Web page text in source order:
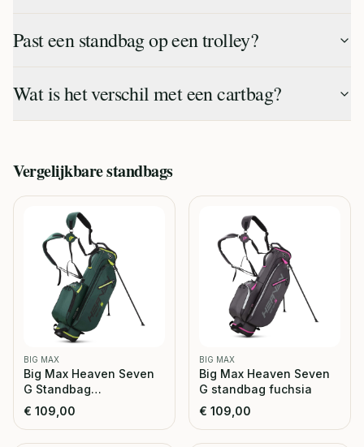
Past een standbag op een trolley?
Wat is het verschil met een cartbag?
Vergelijkbarestandbags
BIG MAX
Big Max Heaven Seven
G Standbag
forrest/green
€ 109,00
BIG MAX
Big Max Heaven Seven
G standbag fuchsia
€ 109,00